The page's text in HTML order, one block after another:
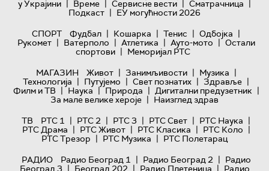
у Украјини | Време | Сервисне вести | Сматрачница |
Подкаст | ЕУ могућности 2026
СПОРТ
Фудбал | Кошарка | Тенис | Одбојка |
Рукомет | Ватерполо | Атлетика | Ауто-мото | Остали
спортови | Меморијал РТС
МАГАЗИН
Живот | Занимљивости | Музика |
Технологијa | Путујемо | Свет познатих | Здравље |
Филм и ТВ | Наука | Природа | Дигитални предузетник |
За мале велике хероје | Наизглед здрав
ТВ
РТС 1 | РТС 2 | РТС 3 | РТС Свет | РТС Наука |
РТС Драма | РТС Живот | РТС Класика | РТС Коло |
РТС Трезор | РТС Музика | РТС Полетарац
РАДИО
Радио Београд 1 | Радио Београд 2 | Радио
Београд 3 | Београд 202 | Радио Плетеница | Радио